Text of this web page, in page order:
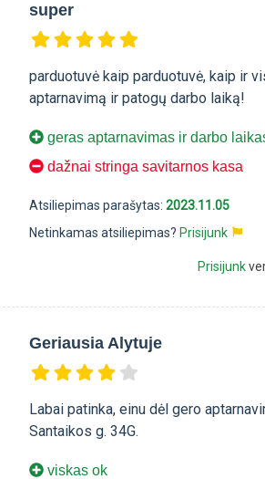
super
parduotuvė kaip parduotuvė, kaip ir
aptarnavimą ir patogų darbo laiką!
geras aptarnavimas ir darbo
dažnai stringa savitarnos kasa
Atsiliepimas parašytas:2023.11.05
Netinkamas atsiliepimas? Prisijunk
Prisijunk
Geriausia Alytuje
Labai patinka, einu dėl gero
Santaikos g. 34G.
viskas ok